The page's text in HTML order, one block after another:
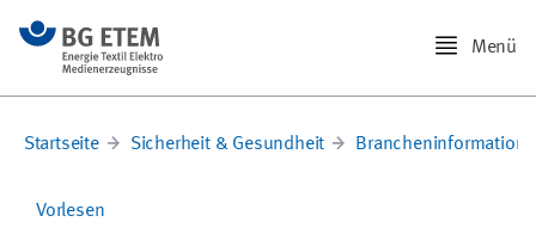
Menü
Startseite Sicherheit & Gesundheit
Vorlesen